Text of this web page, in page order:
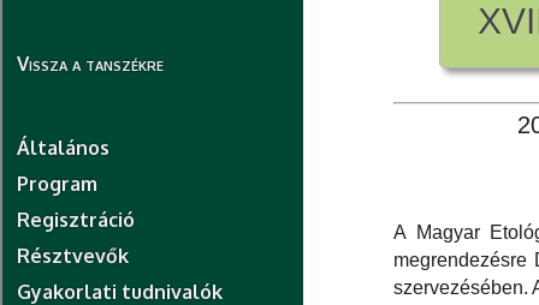
Vissza a tanszékre
Általános
Program
Regisztráció
Résztvevők
Gyakorlati tudnivalók
A Magyar
megrendezésre
szervezésében.